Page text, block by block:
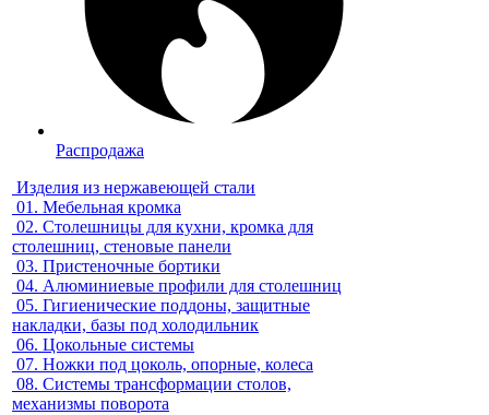
Распродажа
Изделия из нержавеющей стали
01. Мебельная кромка
02. Столешницы для кухни, кромка для
столешниц, стеновые панели
03. Пристеночные бортики
04. Алюминиевые профили для столешниц
05. Гигиенические поддоны, защитные
накладки, базы под холодильник
06. Цокольные системы
07. Ножки под цоколь, опорные, колеса
08. Системы трансформации столов,
механизмы поворота